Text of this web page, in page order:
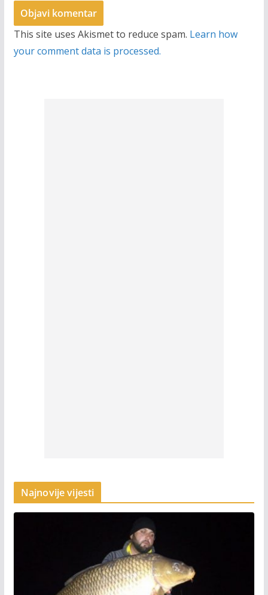
This site uses Akismet to reduce spam. Learn how
your comment data is processed.
Najnovije vijesti